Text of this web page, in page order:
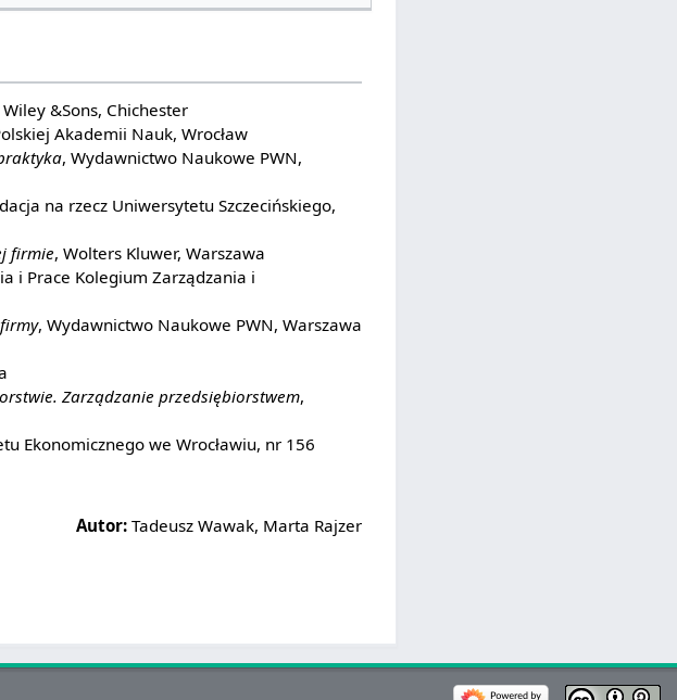
Wiley &Sons, Chichester
Akademii Nauk, Wrocław
, Wydawnictwo Naukowe PWN,
na rzecz Uniwersytetu Szczecińskiego,
firmie, Wolters Kluwer, Warszawa
i Prace Kolegium Zarządzania i
, Wydawnictwo Naukowe PWN, Warszawa
Zarządzanie przedsiębiorstwem,
Ekonomicznego we Wrocławiu, nr 156
Autor: Tadeusz Wawak, Marta Rajzer